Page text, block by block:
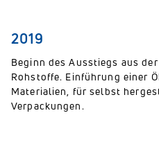
2019
Beginn des Ausstiegs aus
Rohstoffe. Einführung einer
Materialien, für selbst
Verpackungen.